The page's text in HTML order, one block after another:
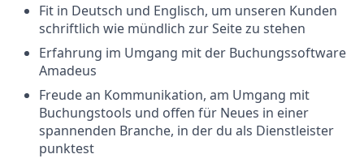
Fit in Deutsch und Englisch, um unseren Kunden
schriftlich wie mündlich zur Seite zu stehen
Erfahrung im Umgang mit der Buchungssoftware
Amadeus
Freude an Kommunikation, am Umgang mit
Buchungstools und offen für Neues in einer
spannenden Branche, in der du als Dienstleister
punktest